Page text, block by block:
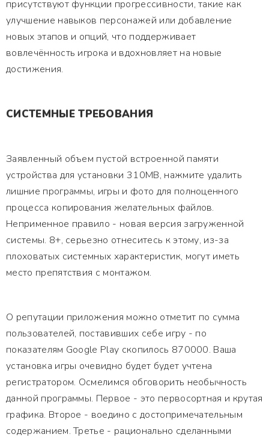
присутствуют функции прогрессивности, такие как
улучшение навыков персонажей или добавление
новых этапов и опций, что поддерживает
вовлечённость игрока и вдохновляет на новые
достижения.
СИСТЕМНЫЕ ТРЕБОВАНИЯ
Заявленный объем пустой встроенной памяти
устройства для установки 310MB, нажмите удалить
лишние программы, игры и фото для полноценного
процесса копирования желательных файлов.
Неприменное правило - новая версия загруженной
системы. 8+, серьезно отнеситесь к этому, из-за
плоховатых системных характеристик, могут иметь
место препятствия с монтажом.
О репутации приложения можно отметит по сумма
пользователей, поставивших себе игру - по
показателям Google Play скопилось 870000. Ваша
установка игры очевидно будет будет учтена
регистратором. Осмелимся обговорить необычность
данной программы. Первое - это первосортная и крутая
графика. Второе - воедино с достопримечательным
содержанием. Третье - рационально сделанными